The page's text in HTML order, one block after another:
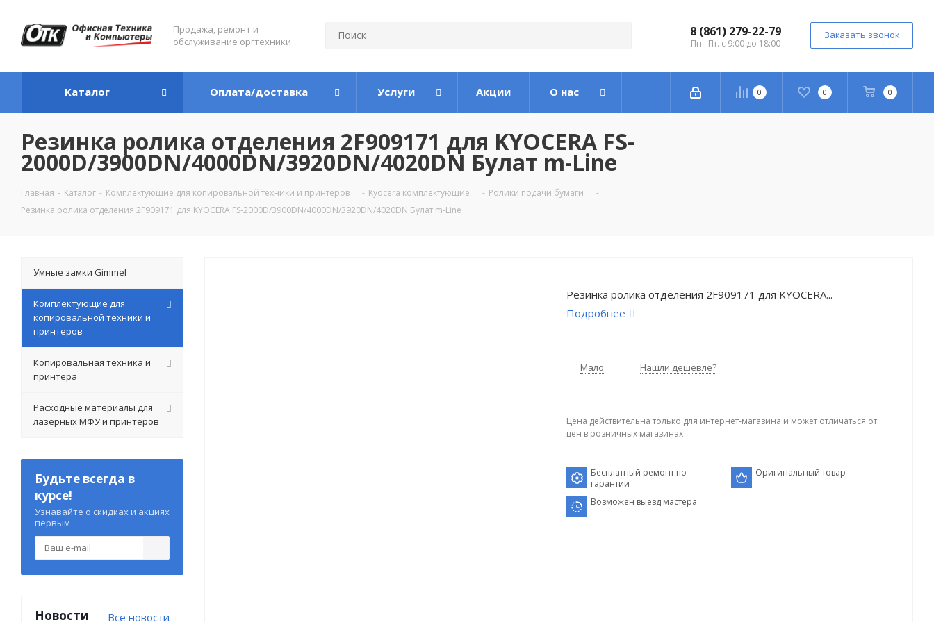
Продажа, ремонт и
обслуживание оргтехники
8 (861) 279-22-79
Пн.–Пт. с 9:00 до 18:00
Заказать звонок
0 0 0
Каталог Оплата/доставка Услуги Акции О нас
Резинка ролика отделения 2F909171 для KYOCERA FS-
2000D/3900DN/4000DN/3920DN/4020DN Булат m-Line
Главная - Каталог - Комплектующие для копировальной техники и принтеров - Kyocera комплектующие - Ролики подачи бумаги
-
Резинка ролика отделения 2F909171 для KYOCERA FS-2000D/3900DN/4000DN/3920DN/4020DN Булат m-Line
Резинка ролика отделения 2F909171 для KYOCERA...
Подробнее
Мало Нашли дешевле?
Цена действительна только для интернет-магазина и может отличаться от
цен в розничных магазинах
Бесплатный ремонт по
гарантии
Оригинальный товар
Возможен выезд мастера
Умные замки Gimmel
Комплектующие для
копировальной техники и
принтеров
Копировальная техника и
принтера
Расходные материалы для
лазерных МФУ и принтеров
Будьте всегда в
курсе!
Узнавайте о скидках и акциях
первым
Новости Все новости